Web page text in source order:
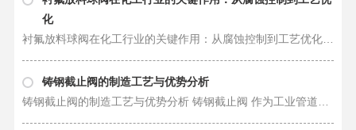
化
衬氟放料球阀在化工行业的关键作用：从腐蚀控制到工艺优化 在化工行业，管道系统的安全与效率直接决定…
铸钢截止阀的制造工艺与优势分析